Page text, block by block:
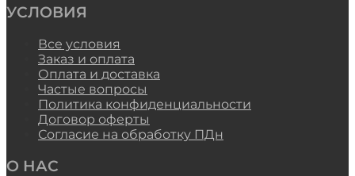
УСЛОВИЯ
Все условия
Заказ и оплата
Оплата и доставка
Частые вопросы
Политика конфиденциальности
Договор оферты
Согласие на обработку ПДн
О НАС